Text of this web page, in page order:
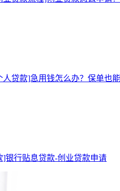
人贷款]急用钱怎么办？保单也
]银行贴息贷款-创业贷款申请